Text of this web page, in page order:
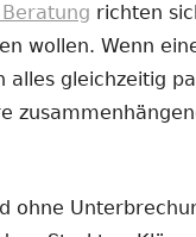
richten
wollen. Wenn
gleichzeitig
ohne